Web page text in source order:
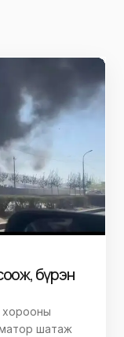
бүрэн
хорооны
шатаж